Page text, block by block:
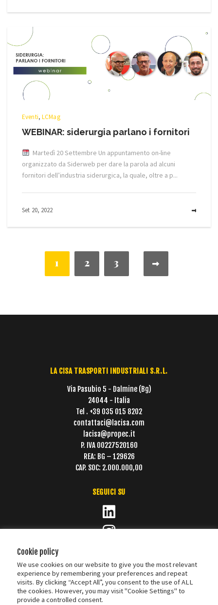
Eventi,LCMag
WEBINAR: siderurgia parlano i fornitori
Martedì 20 Settembre Un appuntamento on-line
organizzato da Siderweb per dare la parola ad alcuni
fornitori dell’industria siderurgica, la quale, oltre a p...
Set 20, 2022
1 2 3
LA CISA TRASPORTI INDUSTRIALI S.R.L.
Via Pasubio 5 - Dalmine (Bg)
24044 - Italia
Tel . +39 035 015 8202
contattaci@lacisa.com
lacisa@propec.it
P. IVA 00227520160
REA: BG – 129626
CAP. SOC: 2.000.000,00
SEGUICI SU
Cookie policy
We use cookies on our website to give you the most relevant
experience by remembering your preferences and repeat
visits. By clicking “Accept All”, you consent to the use of ALL
the cookies. However, you may visit "Cookie Settings" to
provide a controlled consent.